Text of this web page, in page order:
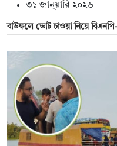
৩১ জানুয়ারি ২০২৬
বাউফলে ভোট চাওয়া নিয়ে